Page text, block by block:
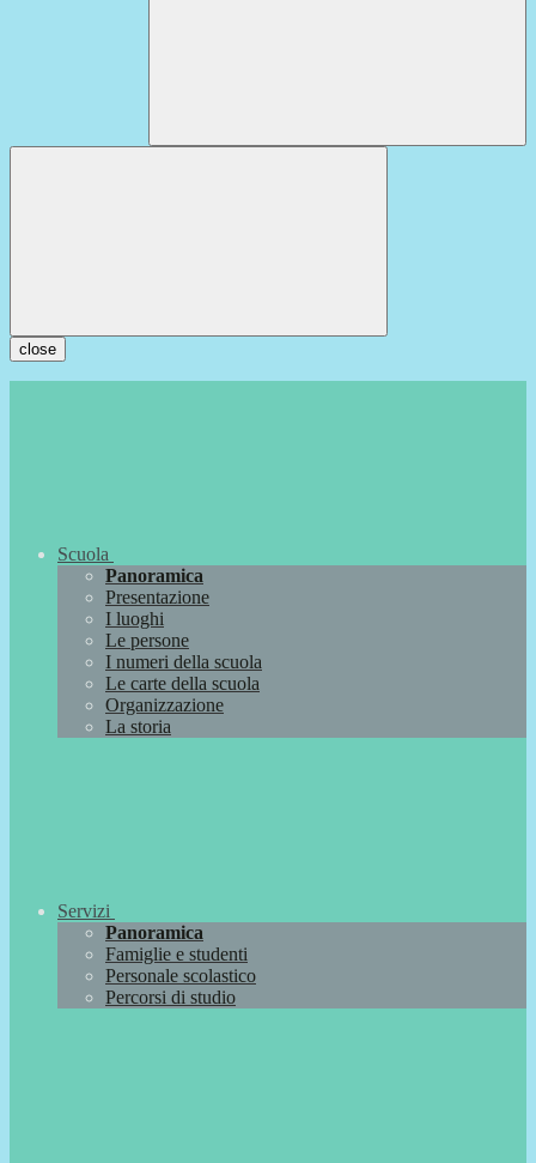
close
Scuola
Panoramica
Presentazione
I luoghi
Le persone
I numeri della scuola
Le carte della scuola
Organizzazione
La storia
Servizi
Panoramica
Famiglie e studenti
Personale scolastico
Percorsi di studio